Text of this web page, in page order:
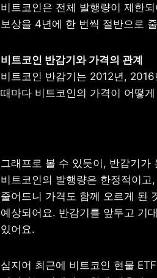
비트코인은 전체 발행량이 제한
보상을 4년에 한 번씩 절반으로
비트코인 반감기는 2012년,
때마다 비트코인의 가격이 어떻
그래프로 볼 수 있듯이, 반감기가
비트코인의 발행량은 한정적이
줄어드니 가격도 함께 오르게 된
예상되어요. 반감기를 앞두고 기
있어요.
심지어 최근에 비트코인 현물